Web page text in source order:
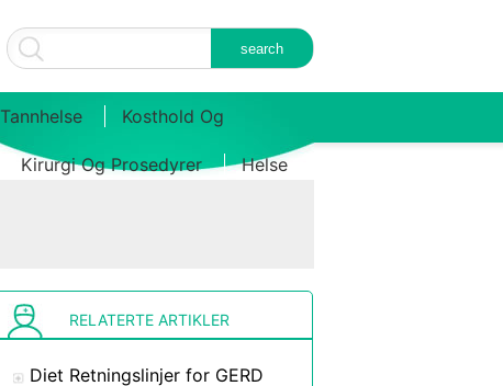
Tannhelse Kosthold Og
Kirurgi Og Prosedyrer Helse
RELATERTE ARTIKLER
Diet Retningslinjer for GERD